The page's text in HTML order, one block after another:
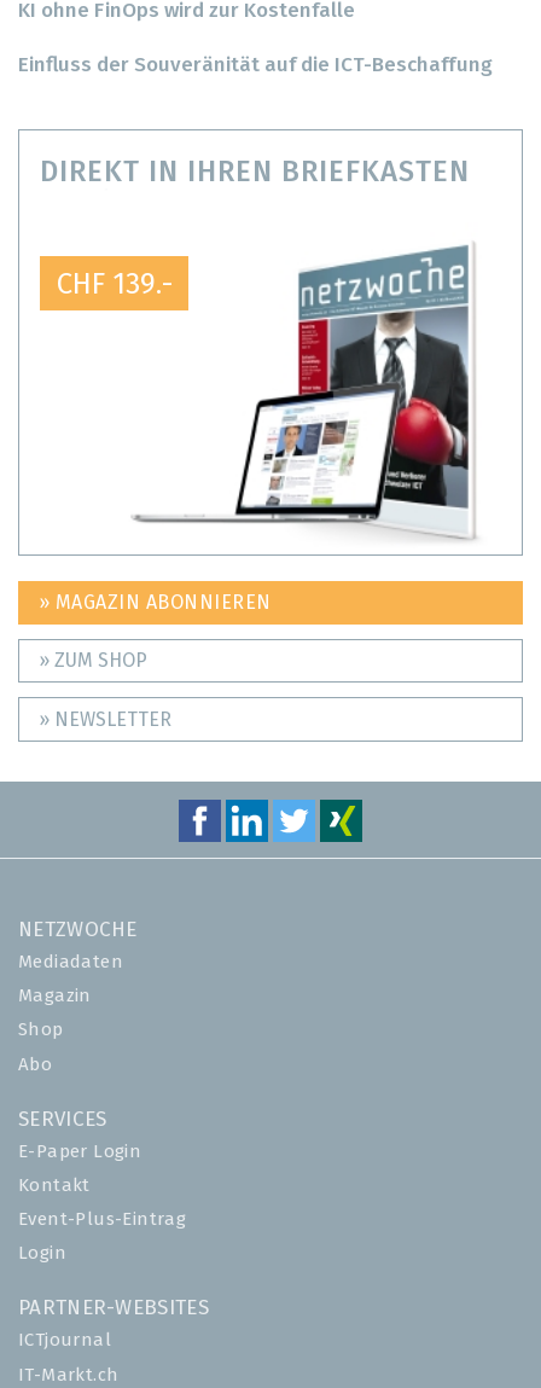
KI ohne FinOps wird zur Kostenfalle
Einfluss der Souveränität auf die ICT-Beschaffung
DIREKT IN IHREN BRIEFKASTEN
CHF 139.-
» MAGAZIN ABONNIEREN
» ZUM SHOP
» NEWSLETTER
NETZWOCHE
Mediadaten
Magazin
Shop
Abo
SERVICES
E-Paper Login
Kontakt
Event-Plus-Eintrag
Login
PARTNER-WEBSITES
ICTjournal
IT-Markt.ch